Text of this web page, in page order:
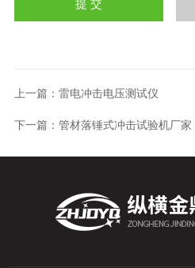
上一篇： 雷电冲击电压测试仪
下一篇： 管材落锤式冲击试验机厂家